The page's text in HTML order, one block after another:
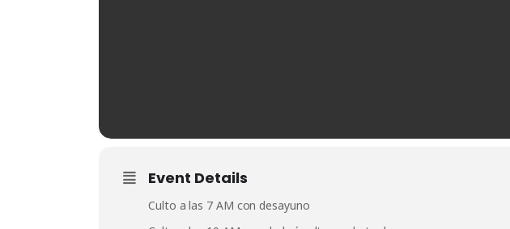
Event Details
Culto a las 7 AM con desayuno